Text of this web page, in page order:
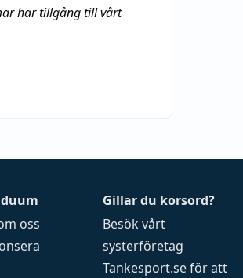
har tillgång till vårt
oss
Gillar du korsord?
Besök vårt
systerföretag
Tankesport.seför att